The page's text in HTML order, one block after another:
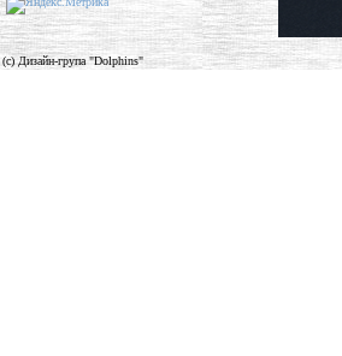
(c) Дизайн-група "Dolphins"